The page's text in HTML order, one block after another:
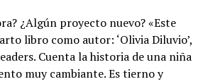
¿Algún proyecto nuevo? «Este
libro como autor: ‘Olivia Diluvio’,
Cuenta la historia de una niña
muy cambiante. Es tierno y